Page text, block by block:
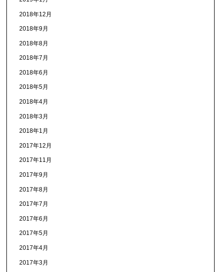
2018年12月
2018年9月
2018年8月
2018年7月
2018年6月
2018年5月
2018年4月
2018年3月
2018年1月
2017年12月
2017年11月
2017年9月
2017年8月
2017年7月
2017年6月
2017年5月
2017年4月
2017年3月